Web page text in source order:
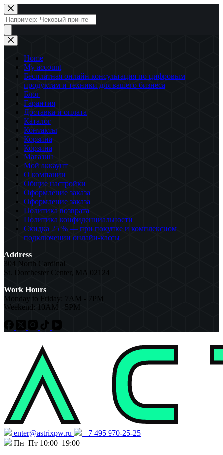
Перейти
к
сути
Поиск
товаров
Home
My account
Бесплатная онлайн консультация по цифровым
продуктам и техники для вашего бизнеса
Блог
Гарантия
Доставка и оплата
Каталог
Контакты
Корзина
Корзина
Магазин
Мой аккаунт
О компании
Общие настройки
Оформление заказа
Оформление заказа
Политика возврата
Политика конфиденциальности
Скидка 25 % — при покупке и комплексном
подключении онлайн-кассы
Address
304 North Cardinal
St. Dorchester Center, MA 02124
Work Hours
Monday to Friday: 7AM - 7PM
Weekend: 10AM - 5PM
enter@astrixpw.ru
+7 495 970-25-25
Пн–Пт 10:00–19:00